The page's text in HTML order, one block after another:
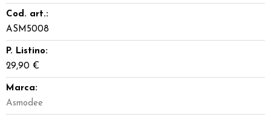
Cod. art.:
ASM5008
P. Listino:
29,90 €
Marca:
Asmodee